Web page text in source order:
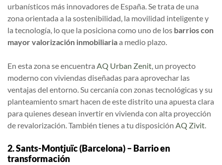
urbanísticos más innovadores de España. Se trata de una
zona orientada a la sostenibilidad, la movilidad inteligente y
la tecnología, lo que la posiciona como uno de los barrios con
mayor valorización inmobiliariaa medio plazo.
En esta zona se encuentra AQ Urban Zenit, un proyecto
moderno con viviendas diseñadas para aprovechar las
ventajas del entorno. Su cercanía con zonas tecnológicas y su
planteamiento smart hacen de este distrito una apuesta clara
para quienes desean invertir en vivienda con alta proyección
de revalorización. También tienes a tu disposición AQ Zivit.
2. Sants-Montjuïc (Barcelona) – Barrio en
transformación